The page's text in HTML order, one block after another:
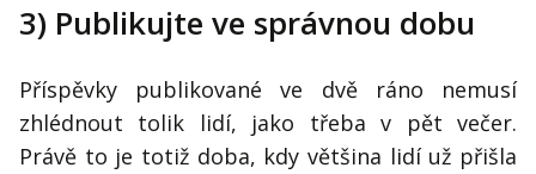
3) Publikujte ve správnou dobu
Příspěvky publikované ve dvě ráno nemusí
zhlédnout tolik lidí, jako třeba v pět večer.
Právě to je totiž doba, kdy většina lidí už přišla